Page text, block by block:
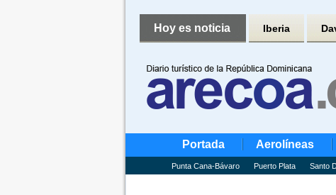
Hoy es noticia Iberia
Portada Aerolíneas
Punta Cana-Bávaro Puerto Plata Santo